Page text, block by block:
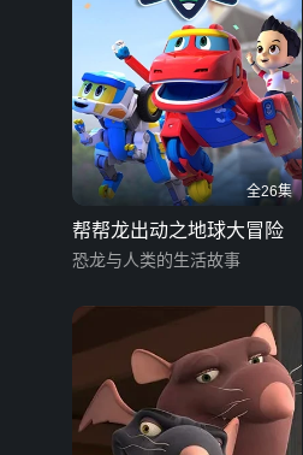
全26集
帮帮龙出动之地球大冒险
恐龙与人类的生活故事